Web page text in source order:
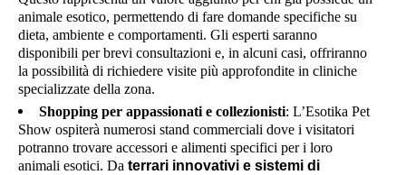
animale esotico, permettendo di fare domande specifiche su
dieta, ambiente e comportamenti. Gli esperti saranno
disponibili per brevi consultazioni e, in alcuni casi, offriranno
la possibilità di richiedere visite più approfondite in cliniche
specializzate della zona.
Shopping per appassionati e collezionisti: L’Esotika Pet
Show ospiterà numerosi stand commerciali dove i visitatori
potranno trovare accessori e alimenti specifici per i loro
animali esotici. Da terrari innovativi e sistemi di